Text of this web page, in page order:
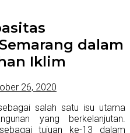
dalam
Iklim
26, 2020
salah satu isu utama
yang berkelanjutan.
tujuan ke-13 dalam